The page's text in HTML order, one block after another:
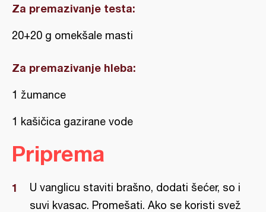
Za premazivanje testa:
20+20 g omekšale masti
Za premazivanje hleba:
1 žumance
1 kašičica gazirane vode
Priprema
U vanglicu staviti brašno, dodati šećer, so i
suvi kvasac. Promešati. Ako se koristi svež